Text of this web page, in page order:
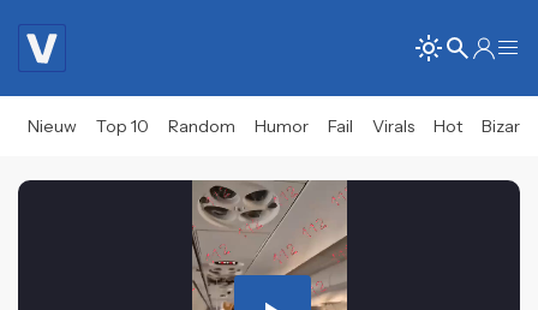
Nieuw Top 10 Random Humor Fail Virals Hot Bizar